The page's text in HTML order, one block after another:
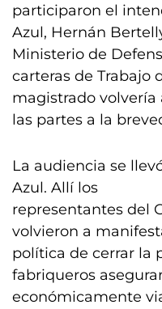
participaron el
Azul, Hernán
Ministerio de
carteras de Trabajo
magistrado volvería
las partes a la
La audiencia se
Azul. Allí los
representantes del
volvieron a
política de cerrar la
fabriqueros
económicamente